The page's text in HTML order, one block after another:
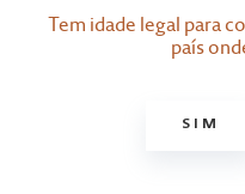
Tem idade legal para
país
SIM